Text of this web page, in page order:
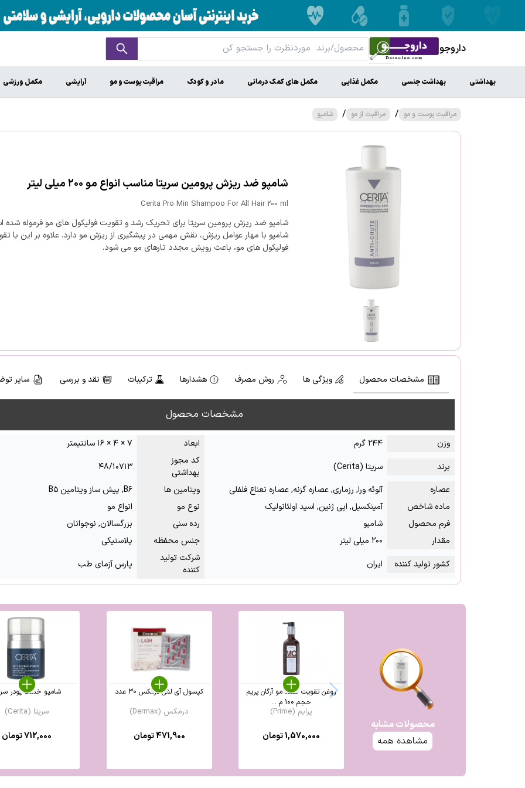
داروجو
بهداشتی بهداشت جنسی مکمل غذایی مکمل های کمک درمانی مادر و کودک مراقبت پوست و مو آرایشی مکمل ورزشی
مراقبت پوست و مو / مراقبت از مو / شامپو
شامپو ضد ریزش پرومین سریتا مناسب انواع مو ۲۰۰ میلی لیتر
Cerita Pro Min Shampoo For All Hair 200 ml
شامپو ضد ریزش پرومین سریتا برای تحریک رشد و تقویت فولیکول های مو فرموله شده
شامپو با مهار عوامل ریزش، نقش مهمی در پیشگیری از ریزش مو دارد. علاوه بر این با
فولیکول های مو، باعث رویش مجدد تارهای مو می شود.
مشخصات محصول ویژگی ها روش مصرف هشدارها ترکیبات نقد و بررسی سایر
مشخصات محصول
وزن ۲۴۴ گرم ابعاد
۷ × ۴ × ۱۶ سانتیمتر
برند
سریتا (Cerita)
کد مجوز
بهداشتی
۴۸/۱۰۷۱۳
عصاره
آلوئه ورا, رزماری, عصاره گزنه, عصاره نعناع فلفلی ویتامین ها
B۶, پیش ساز ویتامین B۵
ماده شاخص
آمینکسیل, اپی ژنین, اسید اولئانولیک نوع مو
انواع مو
فرم محصول
شامپو رده سنی
بزرگسالان, نوجوانان
مقدار
۲۰۰ میلی لیتر جنس محفظه
پلاستیکی
کشور تولید کننده
ایران
شرکت تولید
کننده
پارس آزمای طب
محصولات مشابه
مشاهده همه
روغن تقویت کننده مو آرگان پریم
حجم 100 م ...
پرایم (Prime)
1,570,000تومان
کپسول آی لش درمکس 30 عدد
درمکس (Dermax)
471,900تومان
شامپو خشک پودر
سریتا (Cerita)
712,000تومان